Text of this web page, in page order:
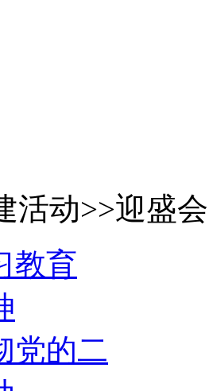
活动>>迎盛
教育
党的二